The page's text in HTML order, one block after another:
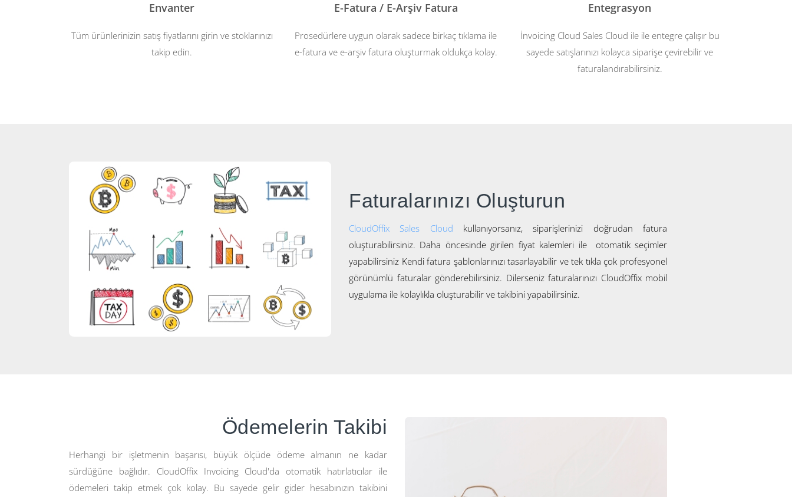
Envanter
Tüm ürünlerinizin satış fiyatlarını girin ve stoklarınızı
takip edin.
E-Fatura / E-Arşiv Fatura
Prosedürlere uygun olarak sadece birkaç tıklama ile
e-fatura ve e-arşiv fatura oluşturmak oldukça kolay.
Entegrasyon
İnvoicing Cloud Sales Cloud ile ile entegre çalışır bu
sayede satışlarınızı kolayca siparişe çevirebilir ve
faturalandırabilirsiniz.
Faturalarınızı Oluşturun
CloudOffix Sales Cloud kullanıyorsanız, siparişlerinizi doğrudan fatura
oluşturabilirsiniz. Daha öncesinde girilen fiyat kalemleri ile otomatik seçimler
yapabilirsiniz Kendi fatura şablonlarınızı tasarlayabilir ve tek tıkla çok profesyonel
görünümlü faturalar gönderebilirsiniz. Dilerseniz faturalarınızı CloudOffix mobil
uygulama ile kolaylıkla oluşturabilir ve takibini yapabilirsiniz.
Ödemelerin Takibi
Herhangi bir işletmenin başarısı, büyük ölçüde ödeme almanın ne kadar
sürdüğüne bağlıdır. CloudOffix Invoicing Cloud'da otomatik hatırlatıcılar ile
ödemeleri takip etmek çok kolay. Bu sayede gelir gider hesabınızın takibini